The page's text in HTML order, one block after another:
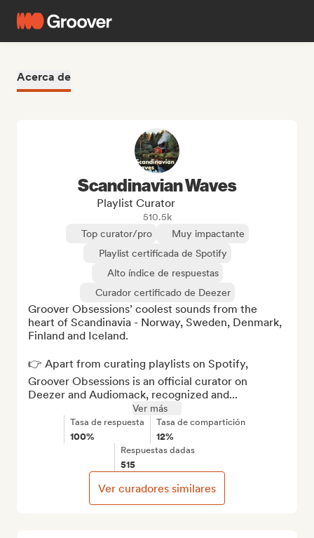
Acerca de
Scandinavian Waves
Playlist Curator
510.5k
Top curator/pro
Muy impactante
Playlist certificada de Spotify
Alto índice de respuestas
Curador certificado de Deezer
Groover Obsessions’ coolest sounds from the
heart of Scandinavia - Norway, Sweden, Denmark,
Finland and Iceland.
👉 Apart from curating playlists on Spotify,
Groover Obsessions is an official curator on
Deezer and Audiomack, recognized and...
Ver más
Tasa de respuesta
100%
Tasa de compartición
12%
Respuestas dadas
515
Ver curadores similares